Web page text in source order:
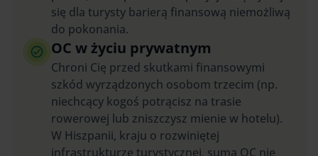
się dla turysty barierą finansową niemożliwą
do pokonania.
OC w życiu prywatnym
Chroni Cię przed skutkami finansowymi
szkód wyrządzonych osobom trzecim (np.
niechcący kogoś potrącisz na trasie
rowerowej lub zniszczysz mienie w hotelu).
W Hiszpanii, kraju o rozwiniętej
infrastrukturze turystycznej, suma OC nie